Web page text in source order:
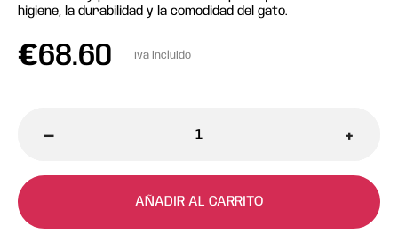
higiene, la durabilidad y la comodidad del gato.
€68.60 Iva incluido
- +
AÑADIR AL CARRITO